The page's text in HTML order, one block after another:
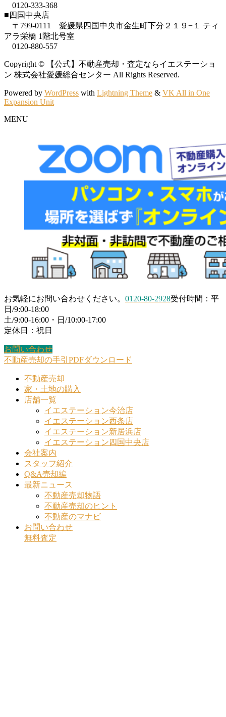
0120-333-368
■四国中央店
〒799-0111 愛媛県四国中央市金生町下分２１９−１ ティ
アラ栄橋 1階北号室
0120-880-557
Copyright © 【公式】不動産売却・査定ならイエステーショ
ン 株式会社愛媛総合センター All Rights Reserved.
Powered by WordPress with Lightning Theme & VK All in One
Expansion Unit
MENU
お気軽にお問い合わせください。 0120-80-2928受付時間：平
日/9:00-18:00
土/9:00-16:00・日/10:00-17:00
定休日：祝日
お問い合わせ
不動産売却の手引PDFダウンロード
不動産売却
家・土地の購入
店舗一覧
イエステーション今治店
イエステーション西条店
イエステーション新居浜店
イエステーション四国中央店
会社案内
スタッフ紹介
Q&A売却編
最新ニュース
不動産売却物語
不動産売却のヒント
不動産のマナビ
お問い合わせ
無料査定